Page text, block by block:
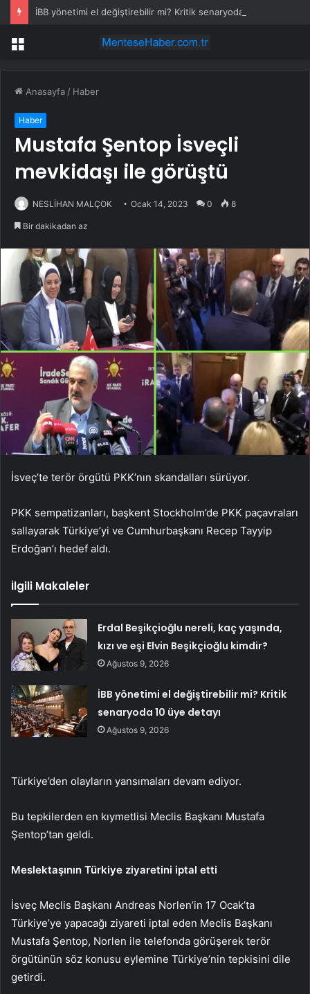
Menü
Anasayfa / Haber
Haber
Mustafa Şentop İsveçli
mevkidaşı ile görüştü
NESLİHAN MALÇOK Ocak 14, 2023 0 8
Bir dakikadan az
İsveç’te terör örgütü PKK’nın skandalları sürüyor.
PKK sempatizanları, başkent Stockholm’de PKK paçavraları
sallayarak Türkiye’yi ve Cumhurbaşkanı Recep Tayyip
Erdoğan’ı hedef aldı.
İlgili Makaleler
Erdal Beşikçioğlu nereli, kaç yaşında,
kızı ve eşi Elvin Beşikçioğlu kimdir?
Ağustos 9, 2026
İBB yönetimi el değiştirebilir mi? Kritik
senaryoda 10 üye detayı
Ağustos 9, 2026
Türkiye’den olayların yansımaları devam ediyor.
Bu tepkilerden en kıymetlisi Meclis Başkanı Mustafa
Şentop’tan geldi.
Meslektaşının Türkiye ziyaretini iptal etti
İsveç Meclis Başkanı Andreas Norlen’in 17 Ocak’ta
Türkiye’ye yapacağı ziyareti iptal eden Meclis Başkanı
Mustafa Şentop, Norlen ile telefonda görüşerek terör
örgütünün söz konusu eylemine Türkiye’nin tepkisini dile
getirdi.